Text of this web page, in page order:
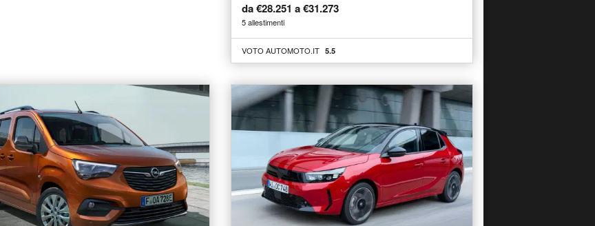
da €28.251 a €31.273
5 allestimenti
VOTO AUTOMOTO.IT 5.5